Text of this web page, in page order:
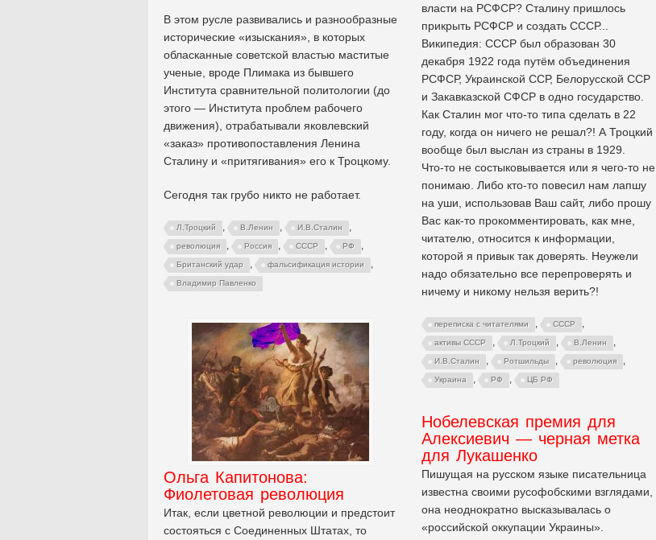
В этом русле развивались и разнообразные
исторические «изыскания», в которых
обласканные советской властью маститые
ученые, вроде Плимака из бывшего
Института сравнительной политологии (до
этого — Института проблем рабочего
движения), отрабатывали яковлевский
«заказ» противопоставления Ленина
Сталину и «притягивания» его к Троцкому.
Сегодня так грубо никто не работает.
Л.Троцкий , В.Ленин , И.В.Сталин ,
революция , Россия , СССР , РФ ,
Британский удар , фальсификация истории ,
Владимир Павленко
власти на РСФСР? Сталину пришлось
прикрыть РСФСР и создать СССР...
Википедия: СССР был образован 30
декабря 1922 года путём объединения
РСФСР, Украинской ССР, Белорусской ССР
и Закавказской СФСР в одно государство.
Как Сталин мог что-то типа сделать в 22
году, когда он ничего не решал?! А Троцкий
вообще был выслан из страны в 1929.
Что-то не состыковывается или я чего-то не
понимаю. Либо кто-то повесил нам лапшу
на уши, использовав Ваш сайт, либо прошу
Вас как-то прокомментировать, как мне,
читателю, относится к информации,
которой я привык так доверять. Неужели
надо обязательно все перепроверять и
ничему и никому нельзя верить?!
переписка с читателями , СССР ,
активы СССР , Л.Троцкий , В.Ленин ,
И.В.Сталин , Ротшильды , революция ,
Украина , РФ , ЦБ РФ
Ольга Капитонова:
Фиолетовая революция
Итак, если цветной революции и предстоит
состояться с Соединенных Штатах, то
Нобелевская премия для
Алексиевич — черная метка
для Лукашенко
Пишущая на русском языке писательница
известна своими русофобскими взглядами,
она неоднократно высказывалась о
«российской оккупации Украины».